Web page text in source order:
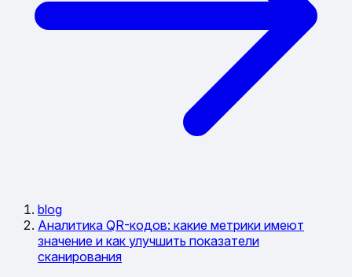
blog
Аналитика QR-кодов: какие метрики имеют
значение и как улучшить показатели
сканирования